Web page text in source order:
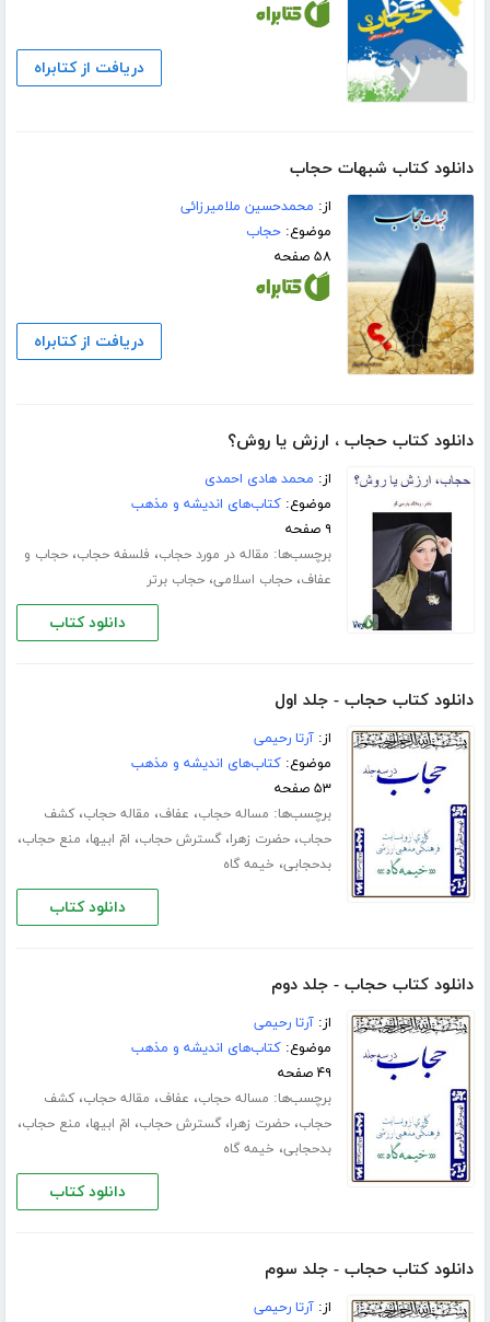
دریافت از کتابراه
دانلود کتاب شبهات حجاب
از: محمدحسین ملامیرزائی
موضوع:حجاب
۵۸ صفحه
دریافت از کتابراه
دانلود کتاب حجاب ، ارزش یا روش؟
از: محمد هادی احمدی
موضوع:کتاب‌های اندیشه و مذهب
۹ صفحه
برچسب‌ها: مقاله در مورد حجاب، فلسفه حجاب،حجاب و
عفاف،حجاب اسلامی،حجاب برتر
دانلود کتاب
دانلود کتاب حجاب - جلد اول
از:آرتا رحیمی
موضوع:کتاب‌های اندیشه و مذهب
۵۳ صفحه
برچسب‌ها: مساله حجاب، عفاف، مقاله حجاب،کشف
حجاب،حضرت زهرا،گسترش حجاب، امّ ابیها، منع حجاب،
بدحجابی، خیمه گاه
دانلود کتاب
دانلود کتاب حجاب - جلد دوم
از:آرتا رحیمی
موضوع:کتاب‌های اندیشه و مذهب
۴۹ صفحه
برچسب‌ها: مساله حجاب، عفاف، مقاله حجاب،کشف
حجاب،حضرت زهرا،گسترش حجاب، امّ ابیها، منع حجاب،
بدحجابی، خیمه گاه
دانلود کتاب
دانلود کتاب حجاب - جلد سوم
از:آرتا رحیمی